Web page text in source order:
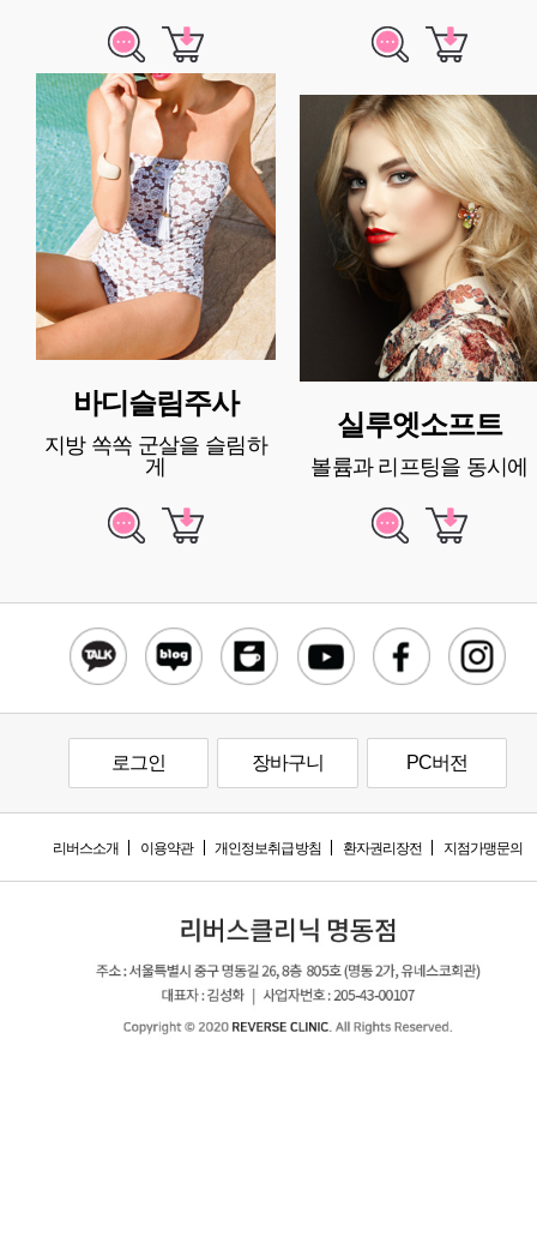
바디슬림주사
지방 쏙쏙 군살을 슬림하
게
실루엣소프트
볼륨과 리프팅을 동시에
로그인 장바구니 PC버전
리버스소개 이용약관 개인정보취급방침 환자권리장전 지점가맹문의